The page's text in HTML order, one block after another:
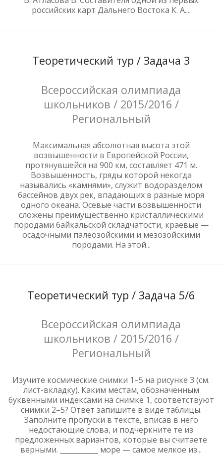
российских карт Дальнего Востока К. А....
Теоретический тур / Задача 3
Всероссийская олимпиада
школьников / 2015/2016 /
Региональный
Максимальная абсолютная высота этой
возвышенности в Европейской России,
протянувшейся на 900 км, составляет 471 м.
Возвышенность, гряды которой некогда
назывались «камнями», служит водоразделом
бассейнов двух рек, впадающих в разные моря
одного океана. Осевые части возвышенности
сложены преимущественно кристаллическими
породами байкальской складчатости, краевые —
осадочными палеозойскими и мезозойскими
породами. На этой...
Теоретический тур / Задача 5/6
Всероссийская олимпиада
школьников / 2015/2016 /
Региональный
Изучите космические снимки 1–5 на рисунке 3 (см.
лист-вкладку). Каким местам, обозначенным
буквенными индексами на снимке 1, соответствуют
снимки 2–5? Ответ запишите в виде таблицы.
Заполните пропуски в тексте, вписав в него
недостающие слова, и подчеркните те из
предложенных вариантов, которые вы считаете
верными. ___________ море — самое мелкое из...